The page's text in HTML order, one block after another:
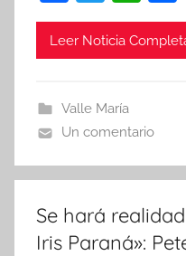
a
c
b
o
o
k
w
itt
h
at
p
p
Leer Noticia
Valle María
Un comentario
Se hará
Iris Paraná»: